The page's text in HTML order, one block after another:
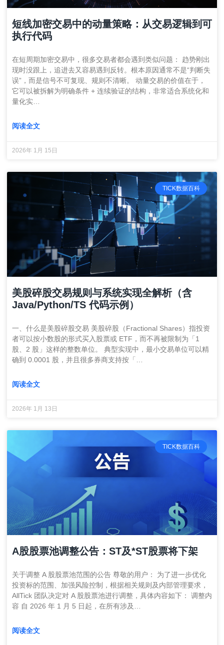
短线加密交易中的动量策略：从交易逻辑到可
执行代码
在短周期加密交易中，很多交易者都会遇到类似问题： 趋势刚出
现时没跟上，追进去又容易遇到反转。根本原因通常不是“判断失
误”，而是信号不可复现、规则不清晰。 动量交易的价值在于，
它可以被拆解为明确条件 + 连续验证的结构，非常适合系统化和
量化实…
阅读全文
2026年 1月 15日
TICK数据百科
美股碎股交易规则与系统实现全解析（含
Java/Python/TS 代码示例）
一、什么是美股碎股交易 美股碎股（Fractional Shares）指投资
者可以按小数股的形式买入股票或 ETF，而不再被限制为「1
股、2 股」这样的整数单位。 典型实现中，最小交易单位可以精
确到 0.0001 股，并且很多券商支持按「…
阅读全文
2026年 1月 13日
TICK数据百科
A股股票池调整公告：ST及*ST股票将下架
关于调整 A 股股票池范围的公告 尊敬的用户： 为了进一步优化
投资标的范围、加强风险控制，根据相关规则及内部管理要求，
AllTick 团队决定对 A 股股票池进行调整，具体内容如下： 调整内
容 自 2026 年 1 月 5 日起，在所有涉及…
阅读全文